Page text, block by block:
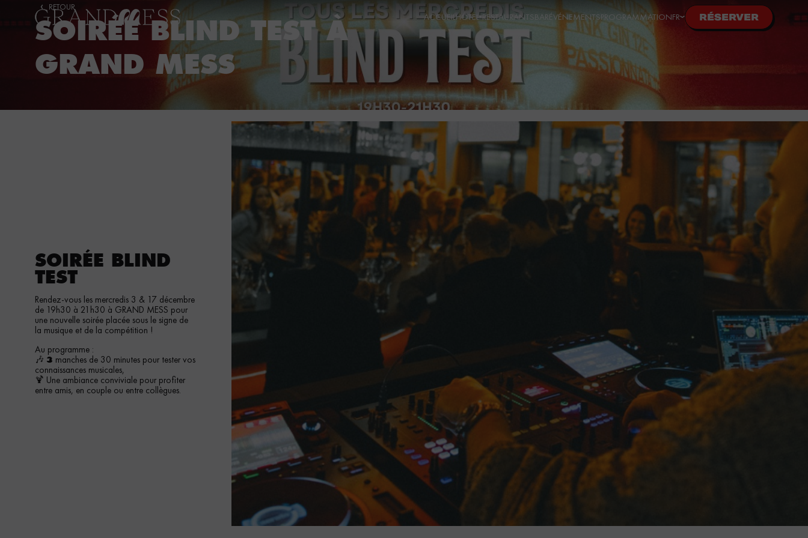
ACCUEILHÔTEL RESTAURANTSBARÉVÉNEMENTSPROGRAMMATIONFR RÉSERVER
RETOUR
SOIRÉE BLIND TEST À
GRAND MESS
SOIRÉE BLIND
TEST
Rendez-vous les mercredis 3 & 17 décembre
de 19h30 à 21h30 à GRAND MESS pour
une nouvelle soirée placée sous le signe de
la musique et de la compétition !
Au programme :
🎶 3 manches de 30 minutes pour tester vos
connaissances musicales,
🍹 Une ambiance conviviale pour profiter
entre amis, en couple ou entre collègues.